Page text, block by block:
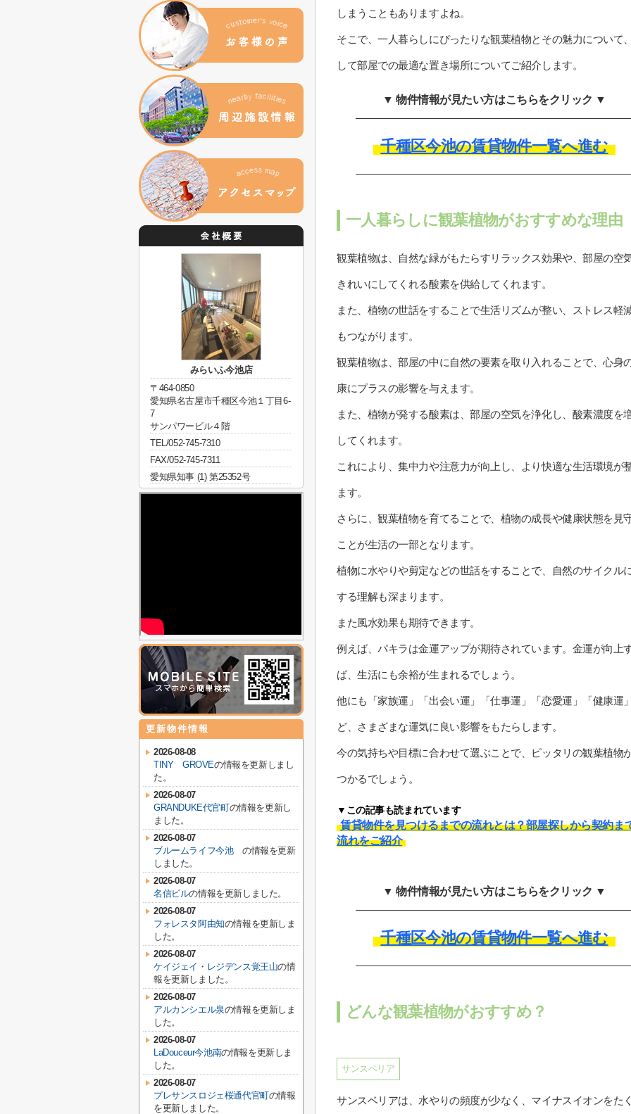
しまうこともありますよね。
そこで、一人暮らしにぴったりな観葉植物とその魅力について
して部屋での最適な置き場所についてご紹介します。
▼ 物件情報が見たい方はこちらをクリック ▼
千種区今池の賃貸物件一覧へ進む
一人暮らしに観葉植物がおすすめな理由
観葉植物は、自然な緑がもたらすリラックス効果や、部屋の空
きれいにしてくれる酸素を供給してくれます。
また、植物の世話をすることで生活リズムが整い、ストレス軽
もつながります。
観葉植物は、部屋の中に自然の要素を取り入れることで、心身
康にプラスの影響を与えます。
また、植物が発する酸素は、部屋の空気を浄化し、酸素濃度を
してくれます。
これにより、集中力や注意力が向上し、より快適な生活環境が
ます。
さらに、観葉植物を育てることで、植物の成長や健康状態を見
ことが生活の一部となります。
植物に水やりや剪定などの世話をすることで、自然のサイクル
する理解も深まります。
また風水効果も期待できます。
例えば、パキラは金運アップが期待されています。金運が向上
ば、生活にも余裕が生まれるでしょう。
他にも「家族運」「出会い運」「仕事運」「恋愛運」「健康運
ど、さまざまな運気に良い影響をもたらします。
今の気持ちや目標に合わせて選ぶことで、ピッタリの観葉植物
つかるでしょう。
▼この記事も読まれています
賃貸物件を見つけるまでの流れとは？部屋探しから契約ま
流れをご紹介
▼ 物件情報が見たい方はこちらをクリック ▼
千種区今池の賃貸物件一覧へ進む
どんな観葉植物がおすすめ？
サンスベリア
サンスベリアは、水やりの頻度が少なく、マイナスイオンをた
みらいふ今池店
〒464-0850
愛知県名古屋市千種区今池１丁目6-
7
サンパワービル４階
TEL/052-745-7310
FAX/052-745-7311
愛知県知事 (1) 第25352号
更新物件情報
2026-08-08
TINY GROVEの情報を更新しまし
た。
2026-08-07
GRANDUKE代官町の情報を更新し
ました。
2026-08-07
ブルームライフ今池の情報を更新
しました。
2026-08-07
名信ビルの情報を更新しました。
2026-08-07
フォレスタ阿由知の情報を更新しま
した。
2026-08-07
ケイジェイ・レジデンス覚王山の情
報を更新しました。
2026-08-07
アルカンシエル泉の情報を更新しま
した。
2026-08-07
LaDouceur今池南の情報を更新しま
した。
2026-08-07
プレサンスロジェ桜通代官町の情報
を更新しました。